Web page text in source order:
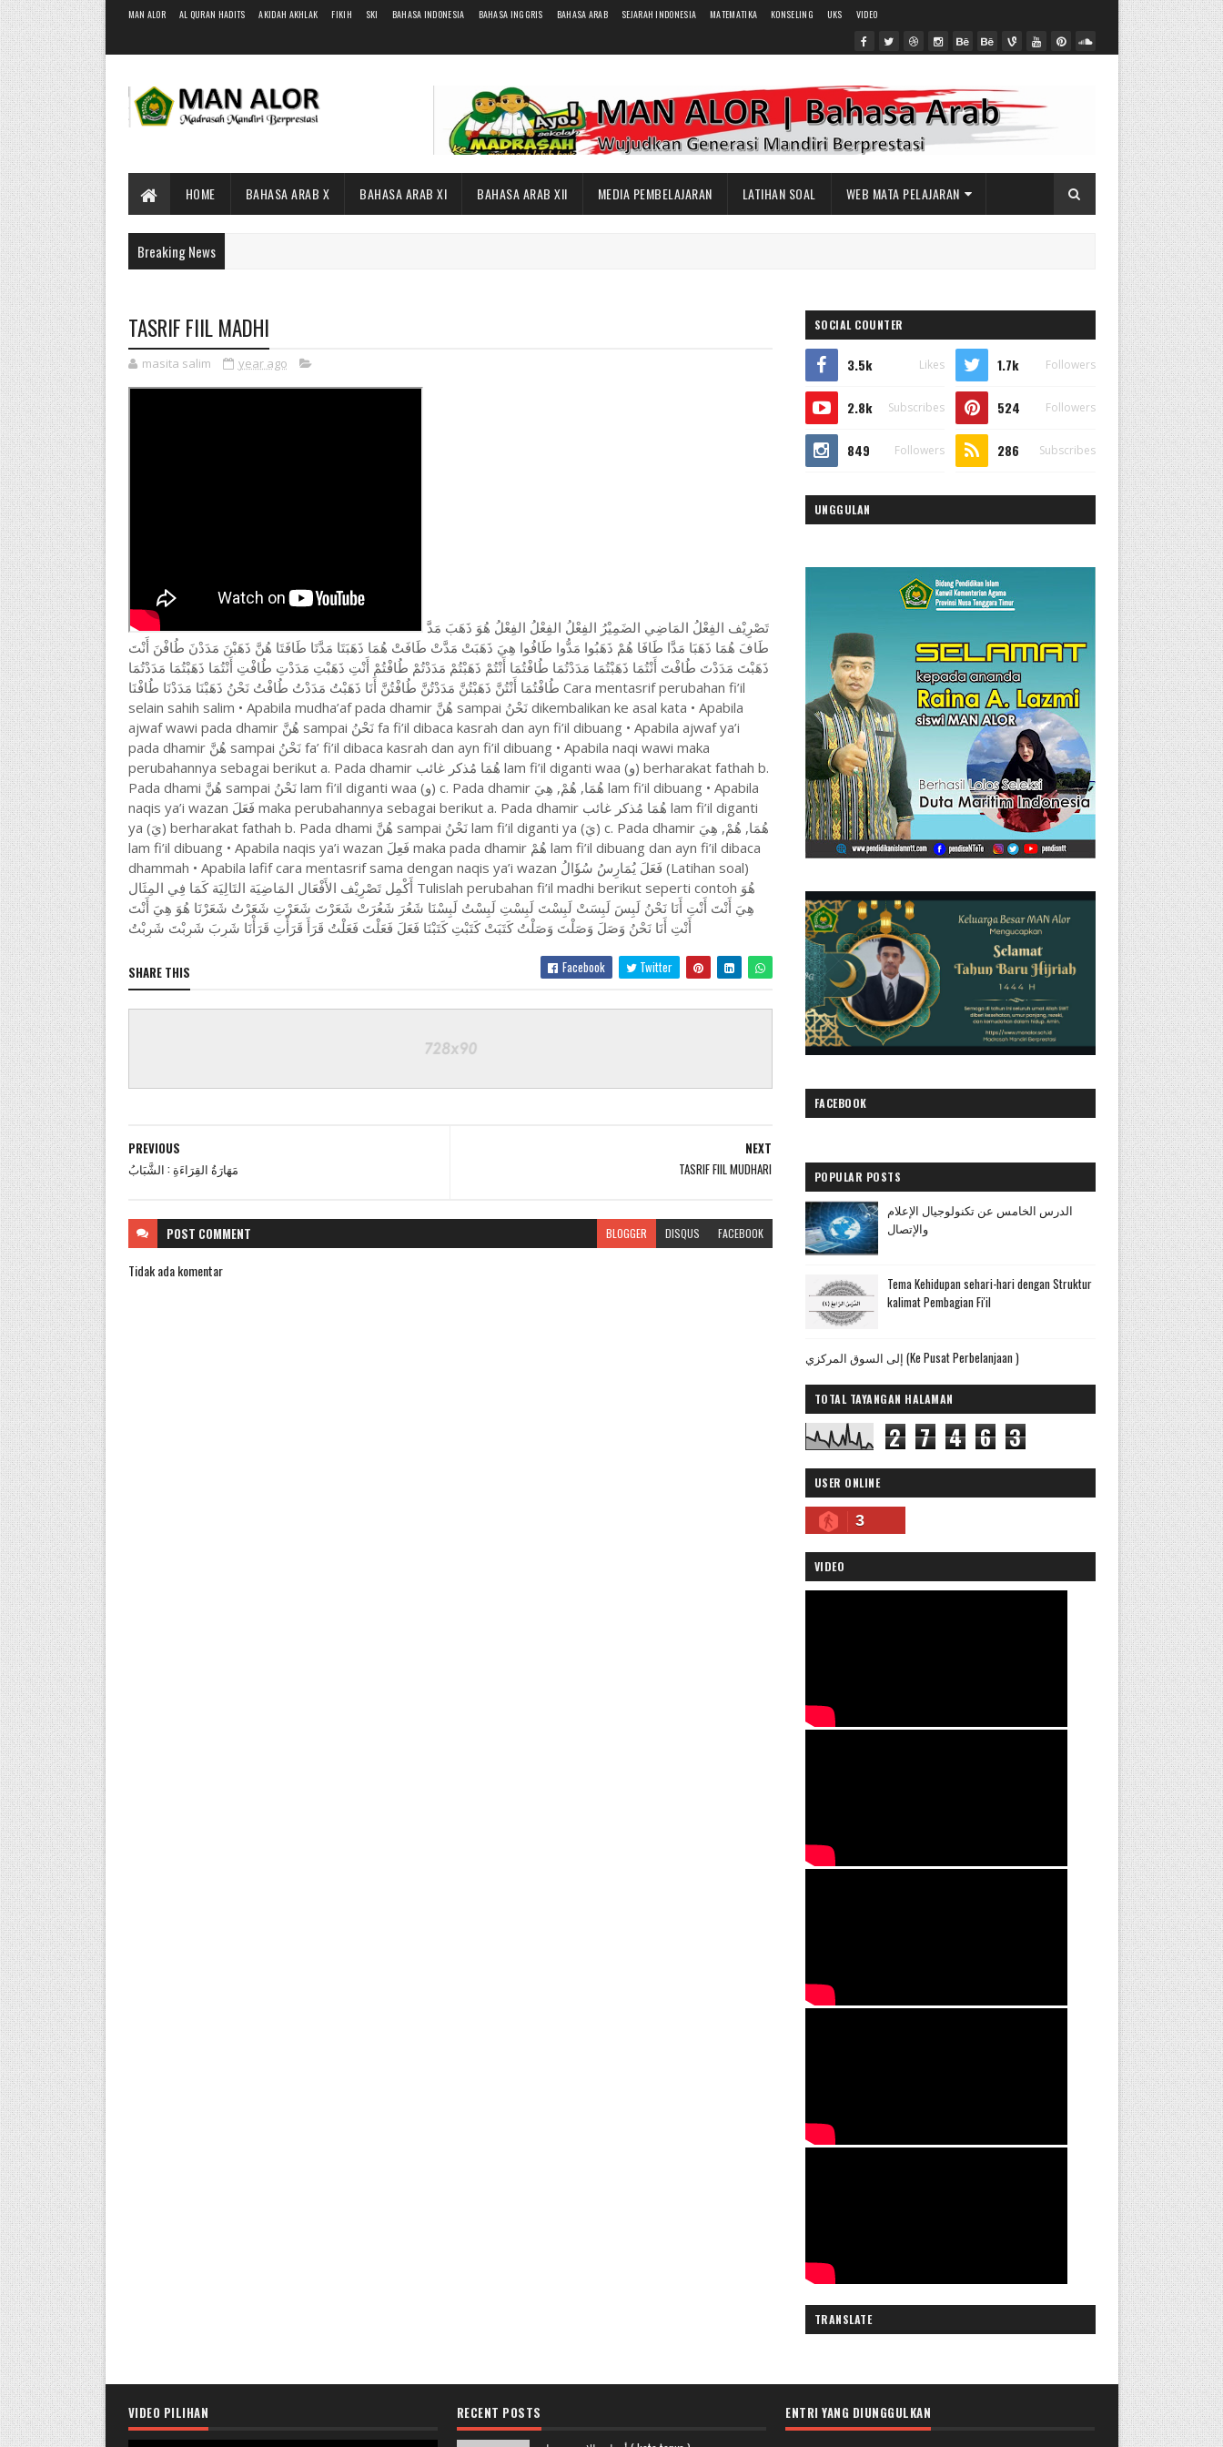
MAN ALOR AL QURAN HADITS AKIDAH AKHLAK FIKIH SKI BAHASA INDONESIA BAHASA INGGRIS BAHASA ARAB SEJARAH INDONESIA MATEMATIKA KONSELING UKS VIDEO
HOME BAHASA ARAB X BAHASA ARAB XI BAHASA ARAB XII MEDIA PEMBELAJARAN LATIHAN SOAL WEB MATA PELAJARAN
Breaking News
TASRIF FIIL MADHI
masita salim year ago
طَافَ هُمَا ذَهَبَا مَدَّا طَافَا هُمْ ذَهَبُوا مَدُّوا طَافُوا هِيَ ذَهَبَتْ مَدَّتْ طَافَتْ هُمَا ذَهَبَتَا مَدَّتَا طَافَتَا هُنَّ ذَهَبْنَ مَدَدْنَ طُافْنَ أَنْتَ
ذَهَبْتَ مَدَدْتَ طُافْتَ أَنْتُمَا ذَهَبْتُمَا مَدَدْتُمَا طُافْتُمَا أَنْتُمْ ذَهَبْتُمْ مَدَدْتُمْ طُافْتُمْ أَنْتِ ذَهَبْتِ مَدَدْتِ طُافْتِ أَنْتُمَا ذَهَبْتُمَا مَدَدْتُمَا
طُافْتُمَا أَنْتُنَّ ذَهَبْتُنَّ مَدَدْتُنَّ طُافْتُنَّ أَنَا ذَهَبْتُ مَدَدْتُ طُافْتُ نَحْنُ ذَهَبْنَا مَدَدْنَا طُافْنَا Cara mentasrif perubahan fi’il
selain sahih salim • Apabila mudha’af pada dhamir هُنَّ sampai نَحْنُ dikembalikan ke asal kata • Apabila
ajwaf wawi pada dhamir هُنَّ sampai نَحْنُ fa fi’il dibaca kasrah dan ayn fi’il dibuang • Apabila ajwaf ya’i
pada dhamir هُنَّ sampai نَحْنُ fa’ fi’il dibaca kasrah dan ayn fi’il dibuang • Apabila naqi wawi maka
perubahannya sebagai berikut a. Pada dhamir هُمَا مُذكر غائب lam fi’il diganti waa (و) berharakat fathah b.
Pada dhami هُنَّ sampai نَحْنُ lam fi’il diganti waa (و) c. Pada dhamir هُمَا, هُمْ, هِيَ lam fi’il dibuang • Apabila
naqis ya’i wazan فَعَلَ maka perubahannya sebagai berikut a. Pada dhamir هُمَا مُذكر غائب lam fi’il diganti
ya (يَ) berharakat fathah b. Pada dhami هُنَّ sampai نَحْنُ lam fi’il diganti ya (يَ) c. Pada dhamir هُمَا, هُمْ, هِيَ
lam fi’il dibuang • Apabila naqis ya’i wazan فَعِلَ maka pada dhamir هُمْ lam fi’il dibuang dan ayn fi’il dibaca
dhammah • Apabila lafif cara mentasrif sama dengan naqis ya’i wazan فَعَلَ يُمَارِسُ سُؤَالُ (Latihan soal)
أَكْمِل تَصْرِيْف الأَفْعَال المَاضِيَة التَالِيَة كَمَا فِي المِثَال Tulislah perubahan fi’il madhi berikut seperti contoh هُوَ
هِيَ أَنْتَ أَنْتِ أَنَا نَحْنُ لَبِسَ لَبِسَتْ لَبِسْتَ لَبِسْتِ لَبِسْتُ لَبِسْنَا شَعُرَ شَعُرَتْ شَعَرْتَ شَعَرْتِ شَعَرْتُ شَعَرْنَا هُوَ هِيَ أَنْتَ
أَنْتِ أَنَا نَحْنُ وَصَلَ وَصَلْتَ وَصَلْتُ كَتَبَتْ كَتَبْتِ كَتَبْنَا فَعَلَ فَعَلْتَ فَعَلْتُ قَرَأَ قَرَأْتِ قَرَأْنَا شَرِبَ شَرِبْتَ شَرِبْتُ
SHARE THIS Facebook Twitter
NEXT
TASRIF FIIL MUDHARI
PREVIOUS
مَهَارَةُ القِرَاءَةِ : الشَّبَابُ
POST COMMENT BLOGGER DISQUS FACEBOOK
Tidak ada komentar
SOCIAL COUNTER
3.5k Likes 1.7k Followers
2.8k Subscribes 524 Followers
849 Followers 286 Subscribes
UNGGULAN
FACEBOOK
POPULAR POSTS
الدرس الخامس عن تكنولوجيال الإعلام
والإتصال
Tema Kehidupan sehari-hari dengan Struktur
kalimat Pembagian Fi'il
إلى السوق المركزي (Ke Pusat Perbelanjaan )
TOTAL TAYANGAN HALAMAN
2 7 4 6 3
USER ONLINE
3
VIDEO
TRANSLATE
VIDEO PILIHAN
RECENT POSTS
ENTRI YANG DIUNGGULKAN